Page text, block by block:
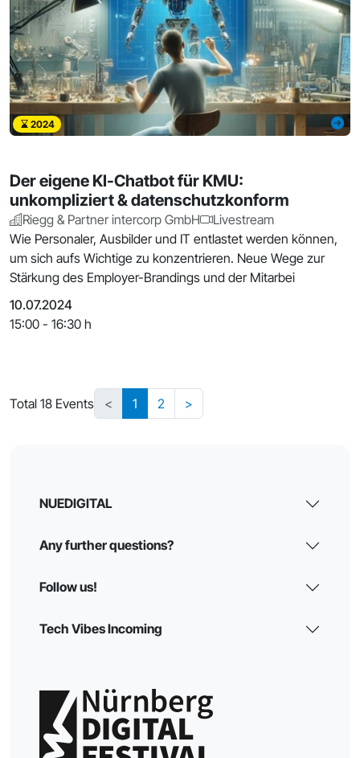
2024
Der eigene KI-Chatbot für KMU:
unkompliziert & datenschutzkonform
Riegg & Partner intercorp GmbH
Livestream
Wie Personaler, Ausbilder und IT entlastet werden können,
um sich aufs Wichtige zu konzentrieren. Neue Wege zur
Stärkung des Employer-Brandings und der Mitarbei
10.07.2024
15:00 - 16:30 h
Total 18 Events < 1 2 >
NUEDIGITAL
Any further questions?
Follow us!
Tech Vibes Incoming